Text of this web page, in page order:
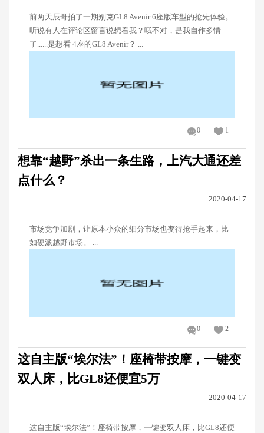
前两天辰哥拍了一期别克GL8 Avenir 6座版车型的抢先体验。
听说有人在评论区留言说想看我？哦不对，是我自作多情
了......是想看 4座的GL8 Avenir？ ...
0 1
想靠“越野”杀出一条生路，上汽大通还差
点什么？
2020-04-17
市场竞争加剧，让原本小众的细分市场也变得抢手起来，比
如硬派越野市场。 ...
0 2
这自主版“埃尔法”！座椅带按摩，一键变
双人床，比GL8还便宜5万
2020-04-17
这自主版“埃尔法”！座椅带按摩，一键变双人床，比GL8还便